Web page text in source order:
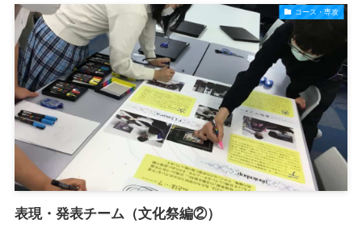
コース・専攻
表現・発表チーム（文化祭編②）